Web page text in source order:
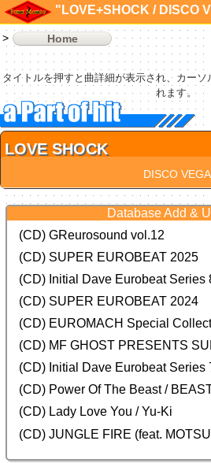
Home
タイトルを押すと曲詳細が表示され、カー
れます。
LOVE SHOCK
DISCO VEGA
Database Add &
(CD) GReurosound vol.12
(CD) SUPER EUROBEAT 2025
(CD) Initial Dave Eurobeat Series
(CD) SUPER EUROBEAT 2024
(CD) EUROMACH Special
(CD) Initial Dave Eurobeat Series
(CD) Power Of The Beast /
(CD) Lady Love You / Yu-Ki
(CD) JUNGLE FIRE (feat.